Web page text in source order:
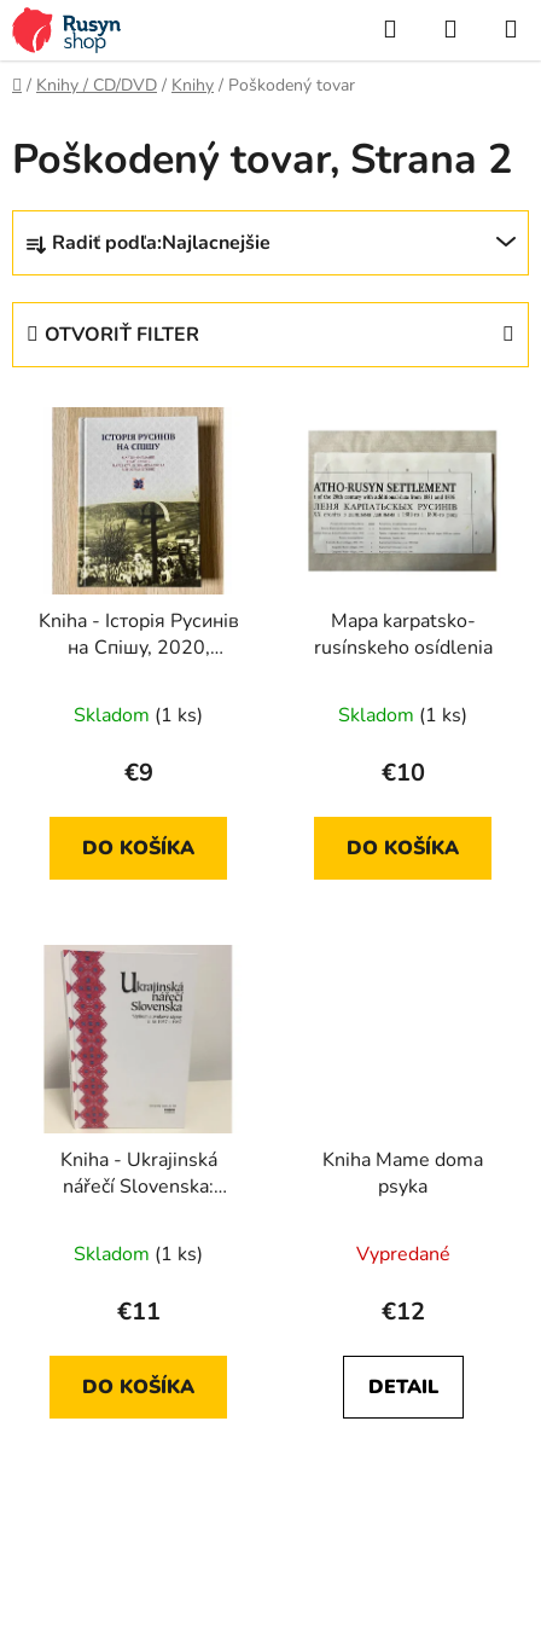
Prejsť
na
obsah
Hľadať
KOŠÍK
Domov
/ Knihy / CD/DVD / Knihy / Poškodený tovar
Poškodený tovar, Strana 2
R
d
Radiť podľa:Najlacnejšie
OTVORIŤ FILTER
Kniha - Історія Русинів
на Спішу, 2020,
Staňová Michalková,
Števík
Skladom (1 ks)
€9
DO KOŠÍKA
Mapa karpatsko-
rusínskeho osídlenia
Skladom (1 ks)
€10
DO KOŠÍKA
Kniha - Ukrajinská
nářečí Slovenska:
zápisy z let 1957–1967
+ CD
Skladom (1 ks)
€11
DO KOŠÍKA
Kniha Mame doma
psyka
Vypredané
€12
DETAIL